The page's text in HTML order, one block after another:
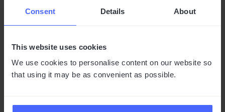
Consent Details About
This website uses cookies
We use cookies to personalise content on our website so
that using it may be as convenient as possible.